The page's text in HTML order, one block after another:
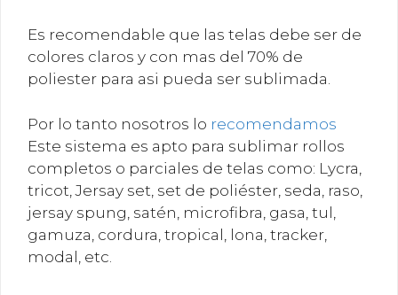
Es recomendable que las telas debe ser de
colores claros y con mas del 70% de
poliester para asi pueda ser sublimada.
Por lo tanto nosotros lo recomendamos
Este sistema es apto para sublimar rollos
completos o parciales de telas como: Lycra,
tricot, Jersay set, set de poliéster, seda, raso,
jersay spung, satén, microfibra, gasa, tul,
gamuza, cordura, tropical, lona, tracker,
modal, etc.